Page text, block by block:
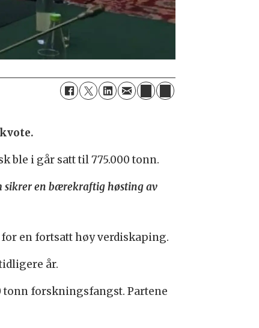
ble i går satt til 775.000 tonn.
sikrer en bærekraftig høsting av
en fortsatt høy verdiskaping.
år.
tonn forskningsfangst. Partene